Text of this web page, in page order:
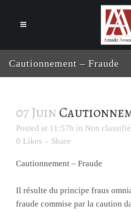
Cautionnement – Fraude
07 Juin
Posted at 11:57h in Non
0 Likes Share
Cautionnement – Fraude
Il résulte du principe fraus
fraude commise par la caution